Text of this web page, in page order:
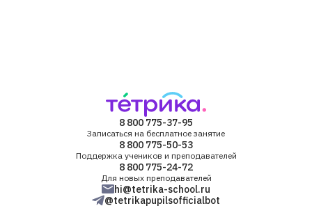
8 800 775-37-95
Записаться на бесплатное занятие
8 800 775-50-53
Поддержка учеников и преподавателей
8 800 775-24-72
Для новых преподавателей
hi@tetrika-school.ru
@tetrikapupilsofficialbot